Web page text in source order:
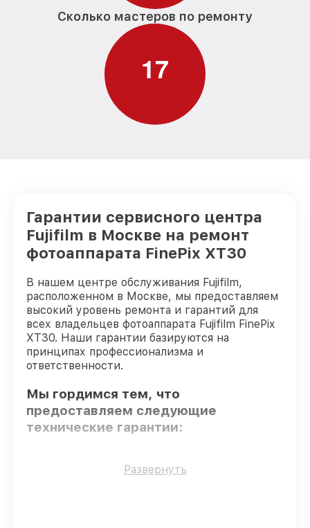
Сколько мастеров по ремонту
17
Гарантии сервисного центра
Fujifilm в Москве на ремонт
фотоаппарата FinePix XT30
В нашем центре обслуживания Fujifilm,
расположенном в Москве, мы предоставляем
высокий уровень ремонта и гарантий для
всех владельцев фотоаппарата Fujifilm FinePix
XT30. Наши гарантии базируются на
принципах профессионализма и
ответственности.
Мы гордимся тем, что
предоставляем следующие
технические гарантии:
Только фирменные комплектующие
Развернуть